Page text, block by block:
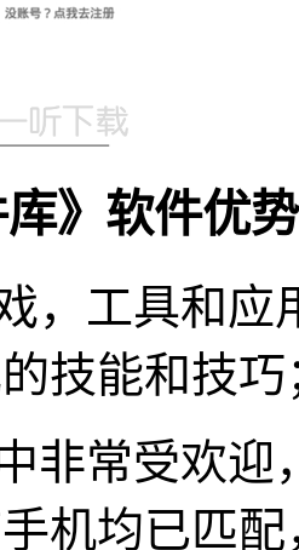
库》软件优
，工具和
技能和技巧
非常受欢
机均已匹